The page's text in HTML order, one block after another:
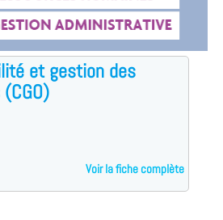
et gestion des
Voir la fiche complète